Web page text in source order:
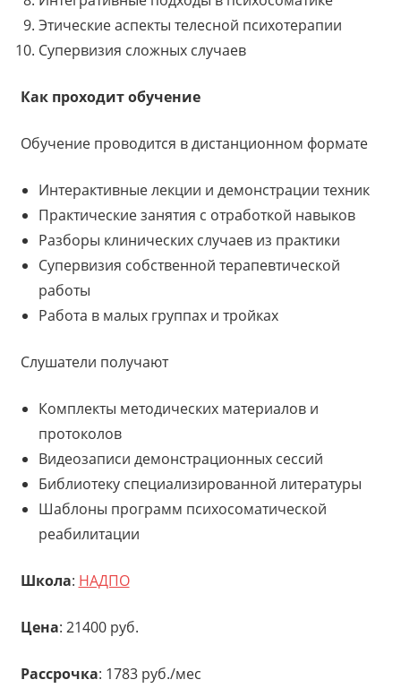
Этические аспекты телесной психотерапии
Супервизия сложных случаев
Как проходит обучение
Обучение проводится в дистанционном формате
Интерактивные лекции и демонстрации техник
Практические занятия с отработкой навыков
Разборы клинических случаев из практики
Супервизия собственной терапевтической
работы
Работа в малых группах и тройках
Слушатели получают
Комплекты методических материалов и
протоколов
Видеозаписи демонстрационных сессий
Библиотеку специализированной литературы
Шаблоны программ психосоматической
реабилитации
Школа: НАДПО
Цена: 21400 руб.
Рассрочка: 1783 руб./мес